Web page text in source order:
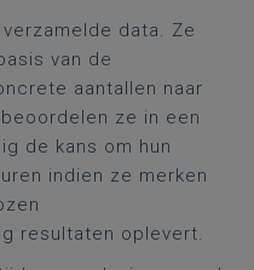
data. Ze
van de
aantallen naar
ze in een
de kans om hun
indien ze merken
resultaten oplevert.